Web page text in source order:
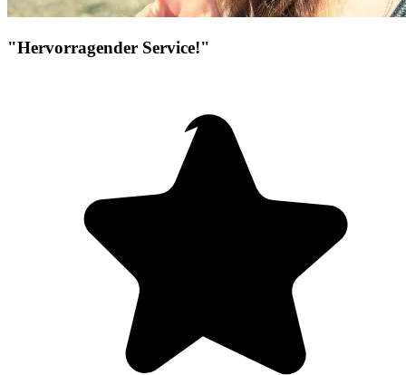
"Hervorragender Service!"